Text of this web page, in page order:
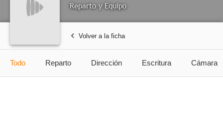
Reparto y Equipo
Volver a la ficha
Todo Reparto Dirección Escritura Cámara